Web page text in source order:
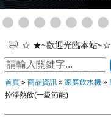
☆ ★~歡迎光臨本站
★★狂賀 Hiend禧源優
★★狂賀 Hiend禧源優
★ 4/3(五)~4/6(一)國慶
216687
首頁» 商品資訊» 家庭飲水機»
控淨熱飲(一級節能)